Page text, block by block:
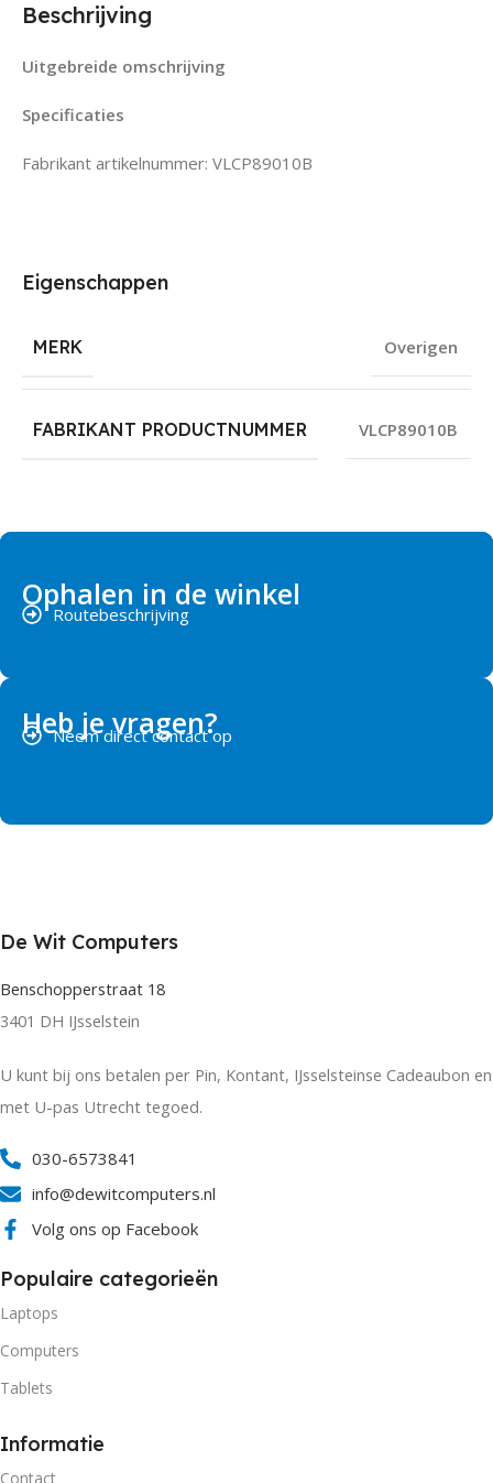
Beschrijving
Uitgebreide omschrijving
Specificaties
Fabrikant artikelnummer: VLCP89010B
Eigenschappen
MERK Overigen
FABRIKANT PRODUCTNUMMER VLCP89010B
Ophalen in de winkel
Routebeschrijving
Heb je vragen?
Neem direct contact op
De Wit Computers
Benschopperstraat 18
3401 DH IJsselstein
U kunt bij ons betalen per Pin, Kontant, IJsselsteinse Cadeaubon en
met U-pas Utrecht tegoed.
030-6573841
info@dewitcomputers.nl
Volg ons op Facebook
Populaire categorieën
Laptops
Computers
Tablets
Informatie
Contact